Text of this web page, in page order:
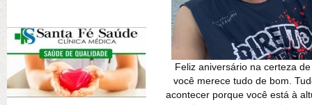
Feliz aniversário na certeza
você merece tudo de bom.
acontecer porque você está à